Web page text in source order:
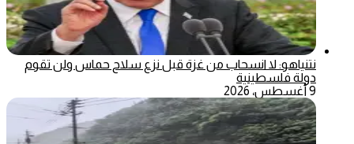
نتنياهو: لا انسحاب من غزة قبل نزع سلاح حماس ولن تقوم
دولة فلسطينية
9 أغسطس، 2026